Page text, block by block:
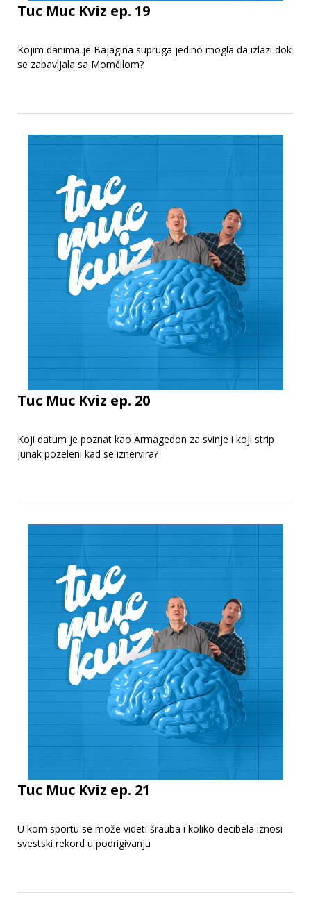
Tuc Muc Kviz ep. 19
Kojim danima je Bajagina supruga jedino mogla da izlazi dok
se zabavljala sa Momčilom?
Tuc Muc Kviz ep. 20
Koji datum je poznat kao Armagedon za svinje i koji strip
junak pozeleni kad se iznervira?
Tuc Muc Kviz ep. 21
U kom sportu se može videti šrauba i koliko decibela iznosi
svestski rekord u podrigivanju